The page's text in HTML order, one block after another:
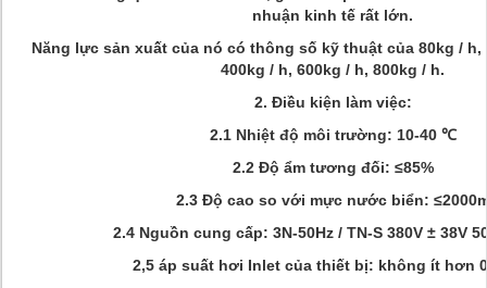
nhuận kinh tế rất lớn.
Năng lực sản xuất của nó có thông số kỹ thuật của 80kg / h,
400kg / h, 600kg / h, 800kg / h.
2. Điều kiện làm việc:
2.1 Nhiệt độ môi trường: 10-40 ℃
2.2 Độ ẩm tương đối: ≤85%
2.3 Độ cao so với mực nước biển:
2.4 Nguồn cung cấp: 3N-50Hz / TN-S 380V ± 38V
2,5 áp suất hơi Inlet của thiết bị: không ít hơn